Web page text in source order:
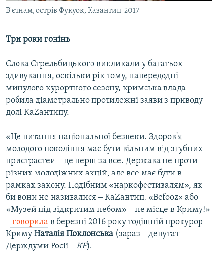
В'єтнам, острів Фукуок, Казантип-2017
Три роки гонінь
Слова Стрельбицького викликали у багатьох
здивування, оскільки рік тому, напередодні
минулого курортного сезону, кримська влада
робила діаметрально протилежні заяви з приводу
долі KaZантипу.
«Це питання національної безпеки. Здоров'я
молодого покоління має бути вільним від згубних
пристрастей ‒ це перш за все. Держава не проти
різних молодіжних акцій, але все має бути в
рамках закону. Подібним «наркофестивалям», як
би вони не називалися ‒ KaZантип, «Befooz» або
«Музей під відкритим небом» ‒ не місце в Криму!»
‒говорила в березні 2016 року тодішній прокурор
Криму Наталія Поклонська (зараз ‒ депутат
Держдуми Росії ‒КР).